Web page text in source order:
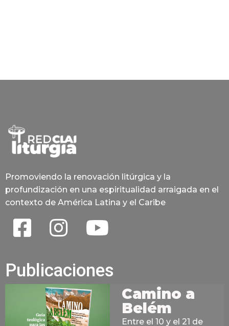
Promoviendo la renovación litúrgica y la
profundización en una espiritualidad arraigada en el
contexto de América Latina y el Caribe
Publicaciones
Camino a
Belém
Entre el 10 y el 21 de